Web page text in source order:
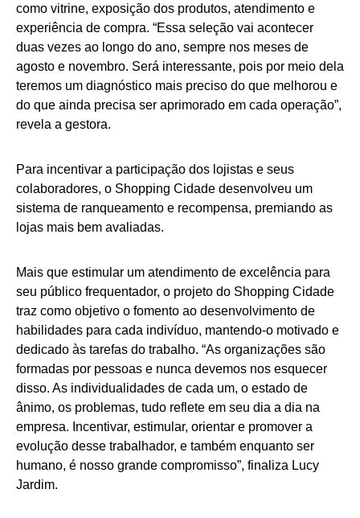
como vitrine, exposição dos produtos, atendimento e
experiência de compra. “Essa seleção vai acontecer
duas vezes ao longo do ano, sempre nos meses de
agosto e novembro. Será interessante, pois por meio dela
teremos um diagnóstico mais preciso do que melhorou e
do que ainda precisa ser aprimorado em cada operação”,
revela a gestora.
Para incentivar a participação dos lojistas e seus
colaboradores, o Shopping Cidade desenvolveu um
sistema de ranqueamento e recompensa, premiando as
lojas mais bem avaliadas.
Mais que estimular um atendimento de excelência para
seu público frequentador, o projeto do Shopping Cidade
traz como objetivo o fomento ao desenvolvimento de
habilidades para cada indivíduo, mantendo-o motivado e
dedicado às tarefas do trabalho. “As organizações são
formadas por pessoas e nunca devemos nos esquecer
disso. As individualidades de cada um, o estado de
ânimo, os problemas, tudo reflete em seu dia a dia na
empresa. Incentivar, estimular, orientar e promover a
evolução desse trabalhador, e também enquanto ser
humano, é nosso grande compromisso”, finaliza Lucy
Jardim.